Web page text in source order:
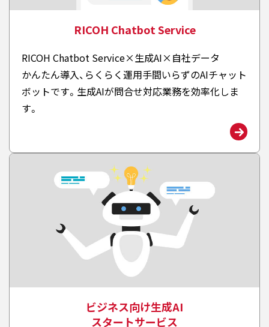
RICOH Chatbot Service
RICOH Chatbot Service×生成AI×自社データ
かんたん導入、らくらく運用手間いらずのAIチャット
ボットです。生成AIが問合せ対応業務を効率化しま
す。
ビジネス向け生成AI
スタートサービス